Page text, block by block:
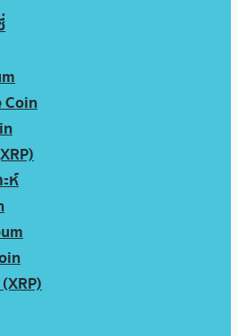
Coin
ห์